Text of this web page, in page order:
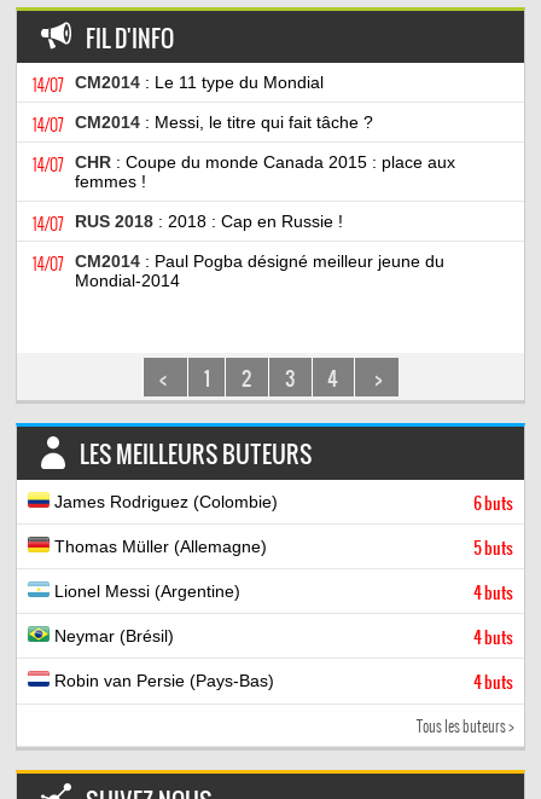
FIL D'INFO
14/07 CM2014 : Le 11 type du Mondial
14/07 CM2014 : Messi, le titre qui fait tâche ?
14/07 CHR : Coupe du monde Canada 2015 : place aux
femmes !
14/07 RUS 2018 : 2018 : Cap en Russie !
14/07 CM2014 : Paul Pogba désigné meilleur jeune du
Mondial-2014
< 1 2 3 4 >
LES MEILLEURS BUTEURS
James Rodriguez (Colombie) 6 buts
Thomas Müller (Allemagne) 5 buts
Lionel Messi (Argentine) 4 buts
Neymar (Brésil) 4 buts
Robin van Persie (Pays-Bas) 4 buts
Tous les buteurs >